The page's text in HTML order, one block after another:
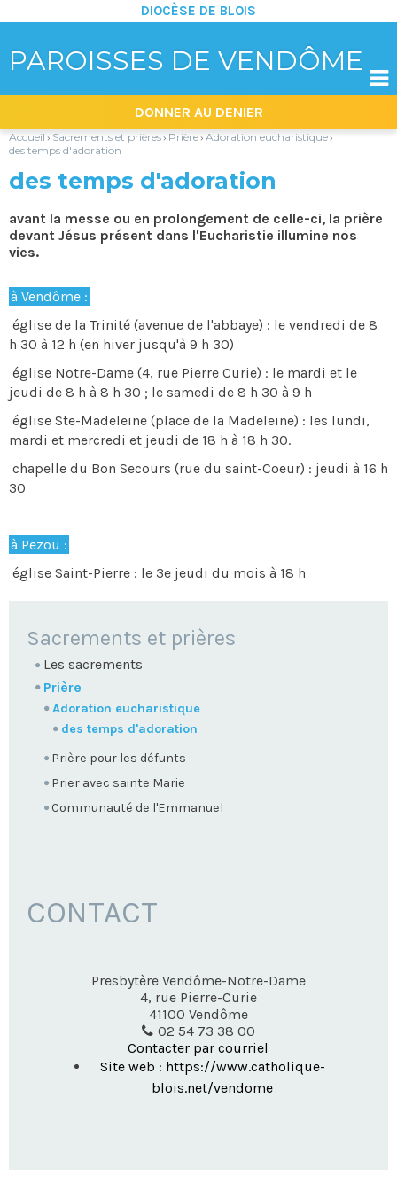
PAROISSES DE VENDÔME
DIOCÈSE DE BLOIS
|
Aller
navigation
DONNER AU DENIER

Accueil › Sacrements et prières› Prière› Adoration eucharistique›
des temps d'adoration
des temps d'adoration
avant la messe ou en prolongement de celle-ci, la prière
devant Jésus présent dans l'Eucharistie illumine nos
vies.
à Vendôme :
église de la Trinité (avenue de l'abbaye) : le vendredi de 8
h 30 à 12 h (en hiver jusqu'à 9 h 30)
église Notre-Dame (4, rue Pierre Curie) : le mardi et le
jeudi de 8 h à 8 h 30 ; le samedi de 8 h 30 à 9 h
église Ste-Madeleine (place de la Madeleine) : les lundi,
mardi et mercredi et jeudi de 18 h à 18 h 30.
chapelle du Bon Secours (rue du saint-Coeur) : jeudi à 16 h
30
à Pezou :
église Saint-Pierre : le 3e jeudi du mois à 18 h
NAVIGATION
Sacrements et prières
Les sacrements
Prière
Adoration eucharistique
des temps d'adoration
Prière pour les défunts
Prier avec sainte Marie
Communauté de l'Emmanuel
CONTACT
Presbytère Vendôme-Notre-Dame
4, rue Pierre-Curie
41100 Vendôme
02 54 73 38 00
Contacter par courriel
Site web : https://www.catholique-
blois.net/vendome